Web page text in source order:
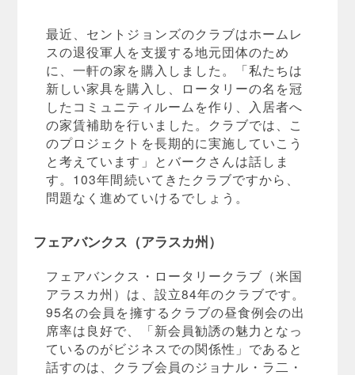
最近、セントジョンズのクラブはホームレ
スの退役軍人を支援する地元団体のため
に、一軒の家を購入しました。「私たちは
新しい家具を購入し、ロータリーの名を冠
したコミュニティルームを作り、入居者へ
の家賃補助を行いました。クラブでは、こ
のプロジェクトを長期的に実施していこう
と考えています」とバークさんは話しま
す。103年間続いてきたクラブですから、
問題なく進めていけるでしょう。
フェアバンクス（アラスカ州）
フェアバンクス・ロータリークラブ（米国
アラスカ州）は、設立84年のクラブです。
95名の会員を擁するクラブの昼食例会の出
席率は良好で、「新会員勧誘の魅力となっ
ているのがビジネスでの関係性」であると
話すのは、クラブ会員のジョナル・ラ二・